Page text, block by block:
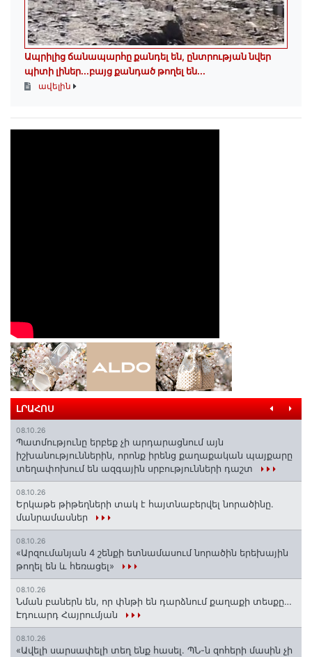
Ապրիլից ճանապարհը քանդել են, ընտրության նվեր
պիտի լիներ․․․բայց քանդած թողել են․․․​​​​​​​
ավելին
ԼՐԱՀՈՍ
08.10.26
Պատմությունը երբեք չի արդարացնում այն
իշխանություններին, որոնք իրենց քաղաքական պայքարը
տեղափոխում են ազգային սրբությունների դաշտ
08.10.26
Երկաթե թիթեղների տակ է հայտնաբերվել նորածինը.
մանրամասներ
08.10.26
«Արզումանյան 4 շենքի ետնամասում նորածին երեխային
թողել են և հեռացել»
08.10.26
Նման բաներն են, որ փնթի են դարձնում քաղաքի տեսքը…
Էդուարդ Հայրումյան
08.10.26
«Ավելի սարսափելի տեղ ենք հասել. ՊՆ-ն զոհերի մասին չի